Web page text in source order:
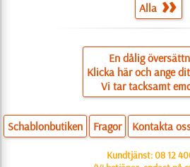
Alla
En dålig
Klicka här och ange
Vi tar tacksamt
Schablonbutiken Fragor Kontakta
Kundtjänst:08 12